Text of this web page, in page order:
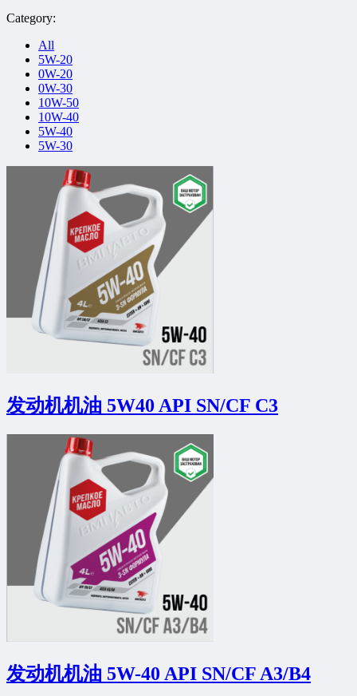
Category:
All
5W-20
0W-20
0W-30
10W-50
10W-40
5W-40
5W-30
发动机机油 5W40 API SN/CF C3
发动机机油 5W-40 API SN/CF A3/B4